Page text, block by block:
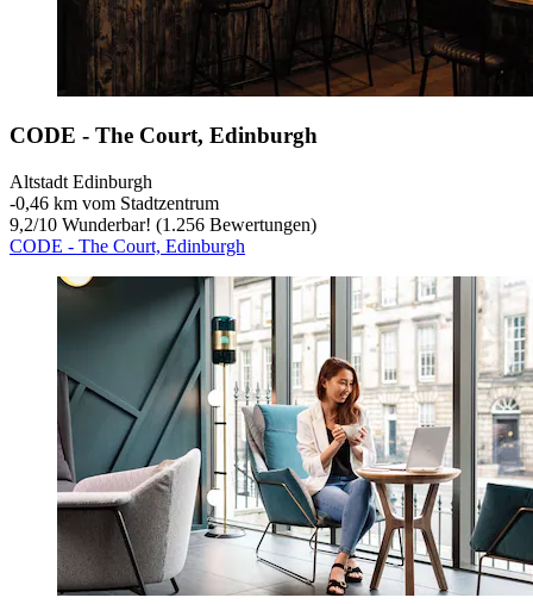
CODE - The Court, Edinburgh
Altstadt Edinburgh
‐0,46 km vom Stadtzentrum
9,2/10 Wunderbar! (1.256 Bewertungen)
CODE - The Court, Edinburgh